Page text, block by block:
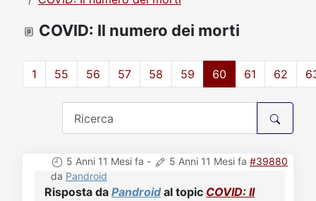
COVID: Il numero dei morti
1 55 56 57 58 59 60 61 62
5 Anni 11 Mesi fa - 5 Anni 11 Mesi fa #39880
da Pandroid
Risposta da Pandroidal topic COVID: Il